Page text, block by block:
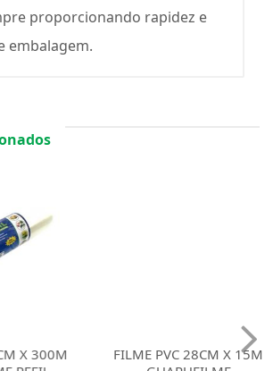
proporcionando rapidez e
embalagem.
X 300M
FILME PVC 28CM X 15M